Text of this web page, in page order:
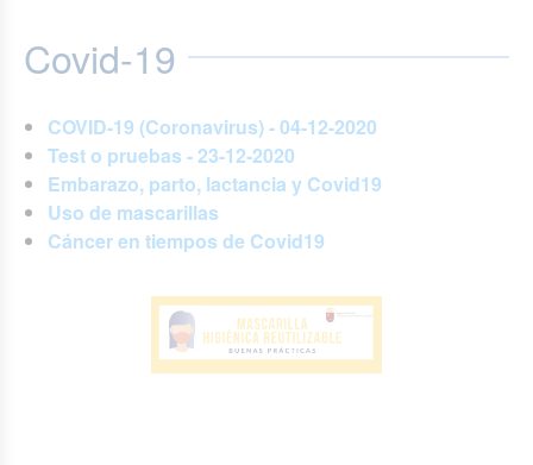
Covid-19
COVID-19 (Coronavirus) - 04-12-2020
Test o pruebas - 23-12-2020
Embarazo, parto, lactancia y Covid19
Uso de mascarillas
Cáncer en tiempos de Covid19